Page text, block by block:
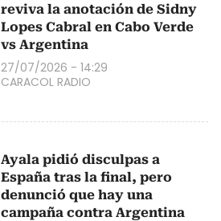
reviva la anotación de Sidny
Lopes Cabral en Cabo Verde
vs Argentina
27/07/2026 - 14:29
CARACOL RADIO
Ayala pidió disculpas a
España tras la final, pero
denunció que hay una
campaña contra Argentina